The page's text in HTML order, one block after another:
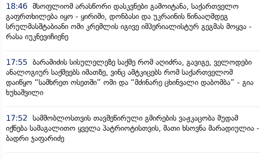
18:46 მსოფლიომ არასწორი დასკვნები გამოიტანა, საქართველო
გაფრთხილება იყო - ყირიმი, დონბასი და უკრაინის წინააღმდეგ
სრულმასშტაბიანი ომი კრემლის იგივე იმპერიალისტურ გეგმას მოყვა -
რასა იუკნევიჩიენე
17:55 ბარამიძის სისულელეზე საქმე რომ აღიძრა, გავიგე, ველოდები
ანალოგიურ საქმეებს იმათზე, ვინც ამტკიცებს რომ საქართველომ
დაიწყო “სამხრეთ ოსეთში” ომი და “მძინარე ცხინვალი დაბომბა” - გია
ხუხაშვილი
17:52
სამშობლოსთვის თავშეწირული გმირების ვაჟკაცობა მუდამ
იქნება სამაგალითო ყველა პატრიოტისთვის, მათი ხსოვნა მარადიულია -
ბადრი ჯაფარიძე